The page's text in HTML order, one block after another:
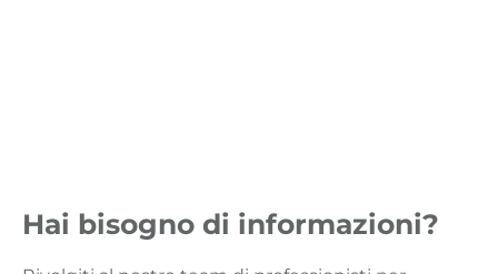
Hai bisogno di informazioni?